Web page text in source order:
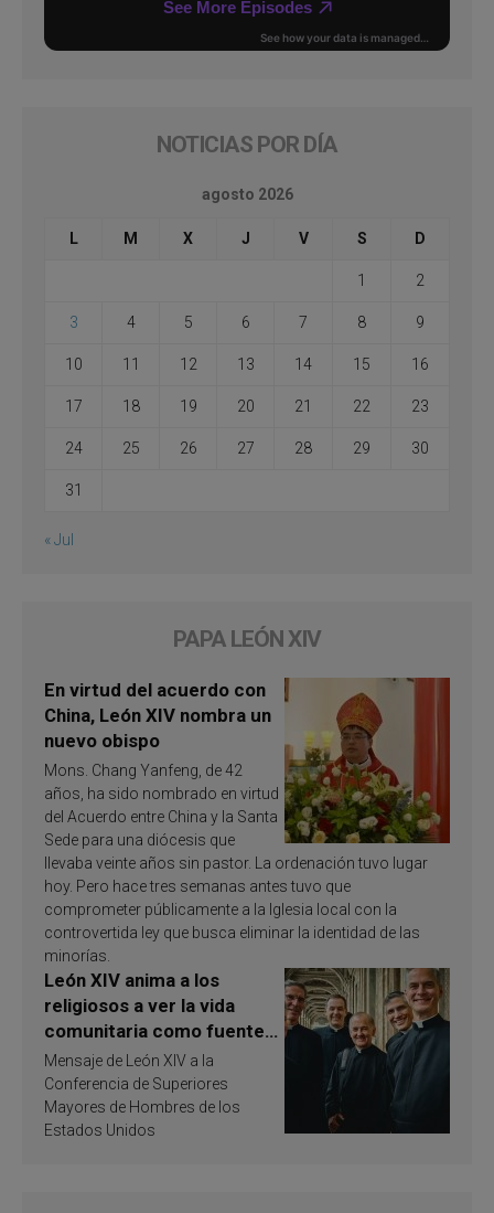
NOTICIAS POR DÍA
agosto 2026
L M X J V S D
1 2
3 4 5 6 7 8 9
10 11 12 13 14 15 16
17 18 19 20 21 22 23
24 25 26 27 28 29 30
31
« Jul
PAPA LEÓN XIV
En virtud del acuerdo con
China, León XIV nombra un
nuevo obispo
Mons. Chang Yanfeng, de 42
años, ha sido nombrado en virtud
del Acuerdo entre China y la Santa
Sede para una diócesis que
llevaba veinte años sin pastor. La ordenación tuvo lugar
hoy. Pero hace tres semanas antes tuvo que
comprometer públicamente a la Iglesia local con la
controvertida ley que busca eliminar la identidad de las
minorías.
León XIV anima a los
religiosos a ver la vida
comunitaria como fuente
de inspiración y
santificación
Mensaje de León XIV a la
Conferencia de Superiores
Mayores de Hombres de los
Estados Unidos